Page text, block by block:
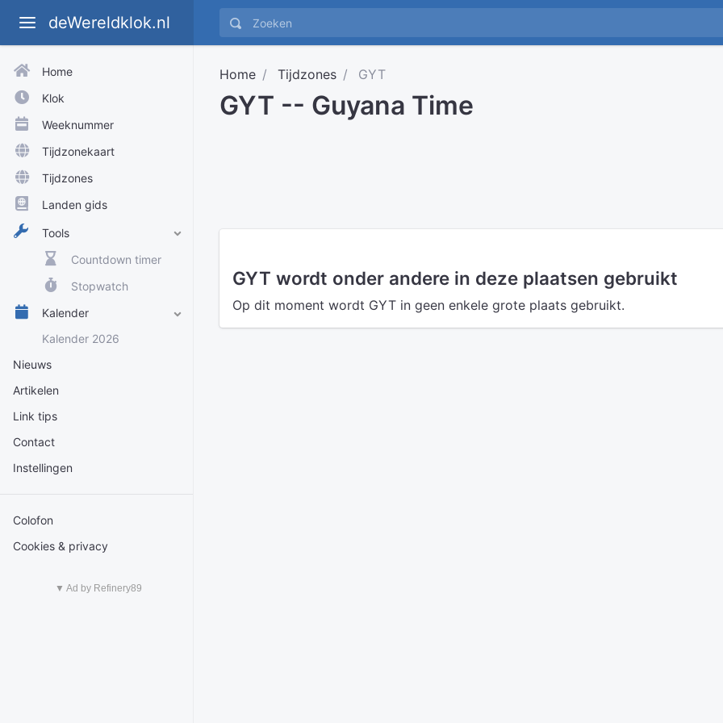
deWereldklok.nl
Home
Klok
Weeknummer
Tijdzonekaart
Tijdzones
Landen gids
Tools
Countdown timer
Stopwatch
Kalender
Kalender 2026
Nieuws
Artikelen
Link tips
Contact
Instellingen
Colofon
Cookies & privacy
▼ Ad by Refinery89
Home Tijdzones GYT
GYT -- Guyana Time
GYT wordt onder andere in deze plaatsen gebruikt
Op dit moment wordt GYT in geen enkele grote plaats gebruikt.